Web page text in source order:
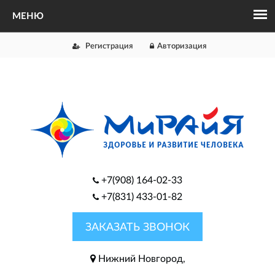
Регистрация Авторизация
+7(908) 164-02-33
+7(831) 433-01-82
ЗАКАЗАТЬ ЗВОНОК
Нижний Новгород,